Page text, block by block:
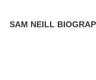
SAM NEILL